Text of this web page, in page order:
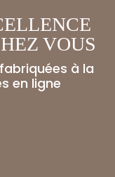
VOUS
à la
en ligne